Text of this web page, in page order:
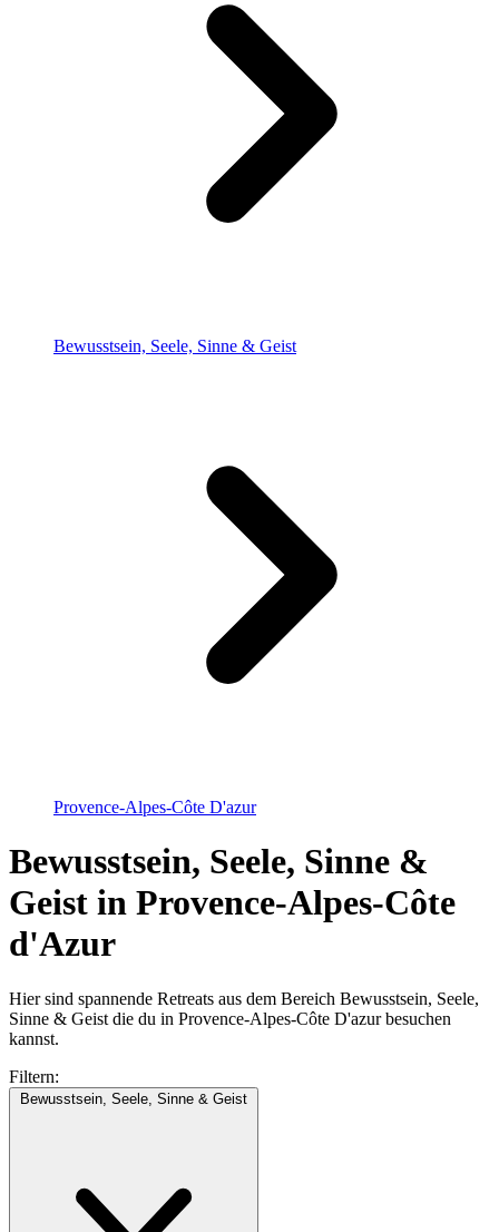
Bewusstsein, Seele, Sinne & Geist
Provence-Alpes-Côte D'azur
Bewusstsein, Seele, Sinne &
Geist in Provence-Alpes-Côte
d'Azur
Hier sind spannende Retreats aus dem Bereich Bewusstsein, Seele,
Sinne & Geist die du in Provence-Alpes-Côte D'azur besuchen
kannst.
Filtern:
Bewusstsein, Seele, Sinne & Geist